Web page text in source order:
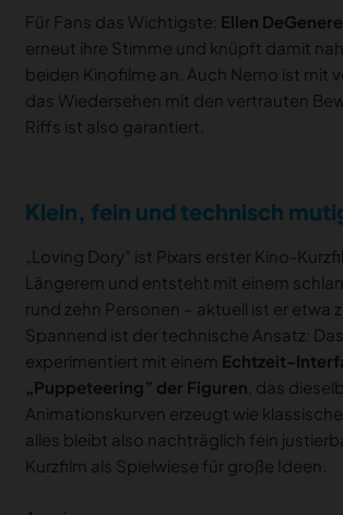
Für Fans das Wichtigste: Ellen
erneut ihre Stimme und knüpft damit
beiden Kinofilme an. Auch Nemo ist mit
das Wiedersehen mit den vertrauten
Riffs ist also garantiert.
Klein, fein und technisch
„Loving Dory” ist Pixars erster Kino-
Längerem und entsteht mit einem
rund zehn Personen – aktuell ist er etwa
Spannend ist der technische Ansatz:
experimentiert mit einem Echtzeit-
„Puppeteering” der Figuren , das
Animationskurven erzeugt wie klassische
alles bleibt also nachträglich fein
Kurzfilm als Spielwiese für große Ideen.